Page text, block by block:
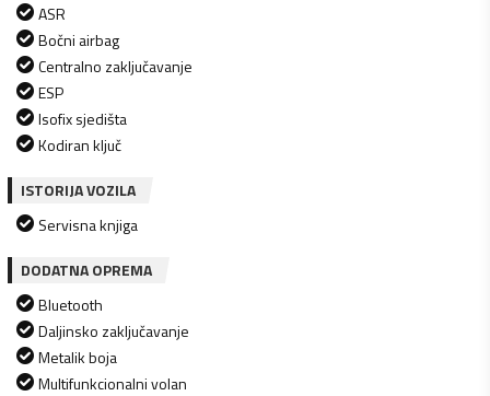
ASR
Bočni airbag
Centralno zaključavanje
ESP
Isofix sjedišta
Kodiran ključ
ISTORIJA VOZILA
Servisna knjiga
DODATNA OPREMA
Bluetooth
Daljinsko zaključavanje
Metalik boja
Multifunkcionalni volan